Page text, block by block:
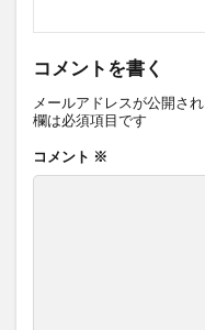
コメントを書く
メールアドレスが公開さ
欄は必須項目です
コメント ※